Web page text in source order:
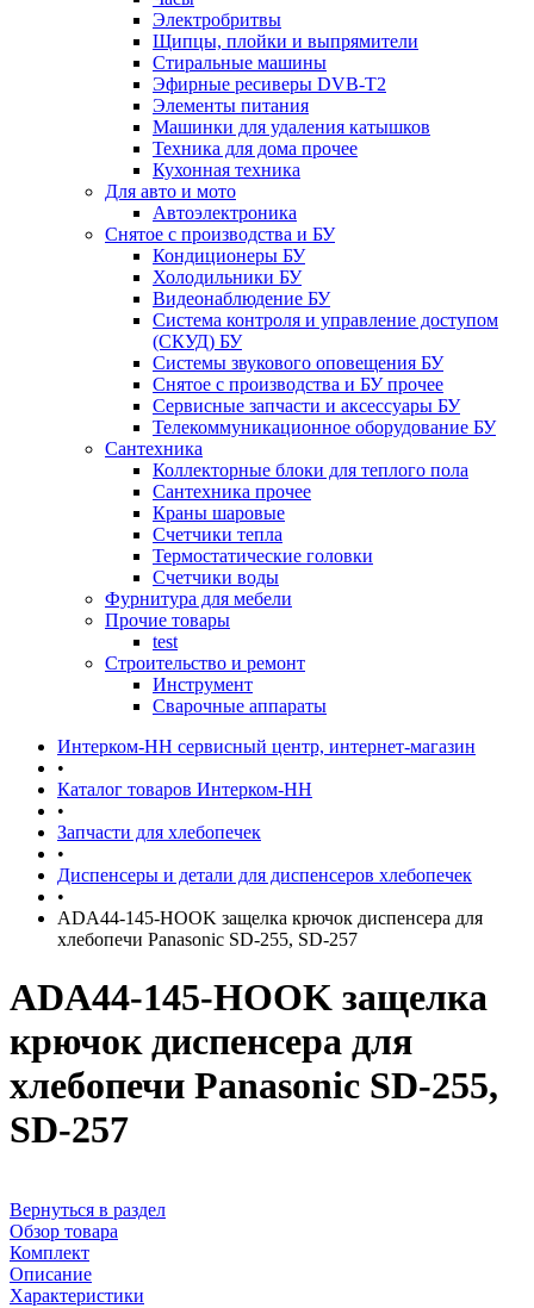
Электробритвы
Щипцы, плойки и выпрямители
Стиральные машины
Эфирные ресиверы DVB-T2
Элементы питания
Машинки для удаления катышков
Техника для дома прочее
Кухонная техника
Для авто и мото
Автоэлектроника
Снятое с производства и БУ
Кондиционеры БУ
Холодильники БУ
Видеонаблюдение БУ
Система контроля и управление доступом
(СКУД) БУ
Системы звукового оповещения БУ
Снятое с производства и БУ прочее
Сервисные запчасти и аксессуары БУ
Телекоммуникационное оборудование БУ
Сантехника
Коллекторные блоки для теплого пола
Сантехника прочее
Краны шаровые
Счетчики тепла
Термоcтатические головки
Счетчики воды
Фурнитура для мебели
Прочие товары
test
Строительство и ремонт
Инструмент
Сварочные аппараты
Интерком-НН сервисный центр, интернет-магазин
•
Каталог товаров Интерком-НН
•
Запчасти для хлебопечек
•
Диспенсеры и детали для диспенсеров хлебопечек
•
ADA44-145-HOOK защелка крючок диспенсера для
хлебопечи Panasonic SD-255, SD-257
ADA44-145-HOOK защелка
крючок диспенсера для
хлебопечи Panasonic SD-255,
SD-257
Вернуться в раздел
Обзор товара
Комплект
Описание
Характеристики